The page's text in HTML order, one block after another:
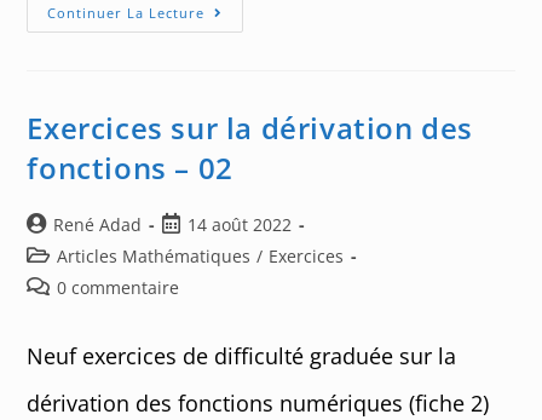
Continuer La Lecture Exercices
Sur
Exercices sur la dérivation des
fonctions – 02
Auteur/autrice
de
la
publication :
René Adad
Post
published:
14 août 2022
Post
category:
Articles Mathématiques / Exercices
Post0 commentaire
Neuf exercices de difficulté graduée sur la
dérivation des fonctions numériques (fiche 2)